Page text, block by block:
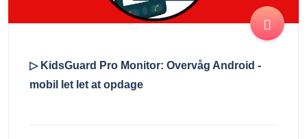
▷ KidsGuard Pro Monitor: Overvåg Android -
mobil let let at opdage